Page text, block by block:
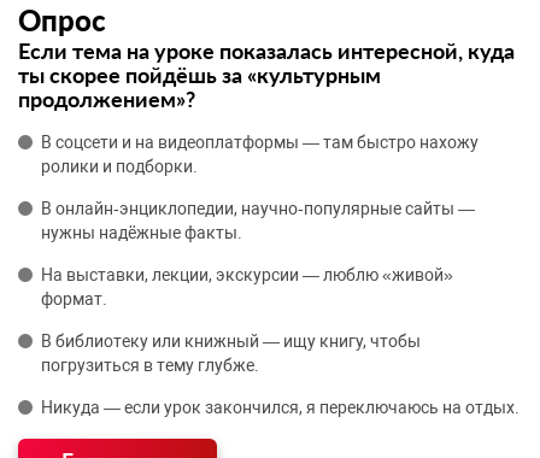
Опрос
Если тема на уроке показалась интересной, куда
ты скорее пойдёшь за «культурным
продолжением»?
В соцсети и на видеоплатформы — там быстро нахожу
ролики и подборки.
В онлайн‑энциклопедии, научно‑популярные сайты —
нужны надёжные факты.
На выставки, лекции, экскурсии — люблю «живой»
формат.
В библиотеку или книжный — ищу книгу, чтобы
погрузиться в тему глубже.
Никуда — если урок закончился, я переключаюсь на отдых.